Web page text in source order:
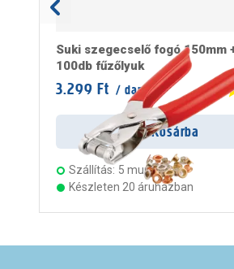
Suki szegecselő fogó 150mm
100db fűzőlyuk
3.299 Ft / darab
Kosárba
Szállítás: 5 munkanap
Készleten 20 áruházban